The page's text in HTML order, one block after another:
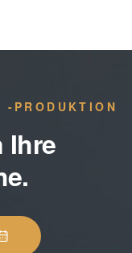
-PRODUKTION
Ihre